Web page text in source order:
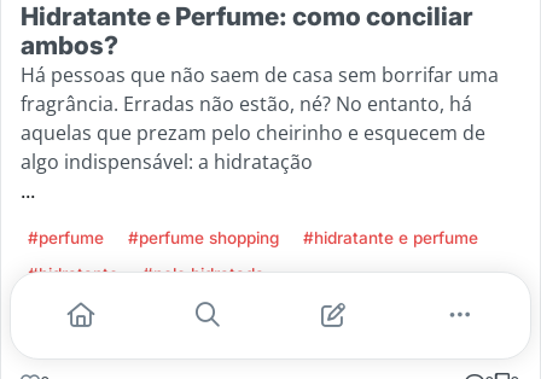
Hidratante e Perfume: como conciliar
ambos?
Há pessoas que não saem de casa sem borrifar uma
fragrância. Erradas não estão, né? No entanto, há
aquelas que prezam pelo cheirinho e esquecem de
algo indispensável: a hidratação
...
#perfume #perfume shopping
#hidratante e perfume
#hidratante
#pele hidratada
Leia mais